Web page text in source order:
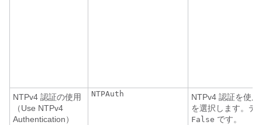
NTPv4 認証の使用
（Use NTPv4
Authentication）
NTPAuth
NTPv4 認証を使
を選択します。デ
False です。